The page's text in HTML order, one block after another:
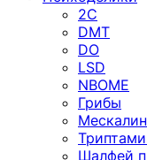
2C
DMT
DO
LSD
NBOME
Грибы
Мескалин
Шалфей